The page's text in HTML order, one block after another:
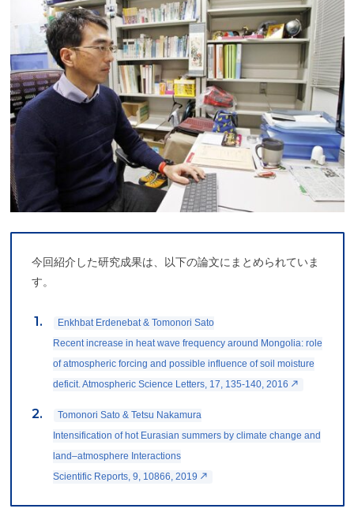
今回紹介した研究成果は、以下の論文にまとめられていま
す。
Enkhbat Erdenebat & Tomonori Sato
Recent increase in heat wave frequency around Mongolia: role
of atmospheric forcing and possible influence of soil moisture
deficit. Atmospheric Science Letters, 17, 135-140, 2016
Tomonori Sato & Tetsu Nakamura
Intensification of hot Eurasian summers by climate change and
land–atmosphere Interactions
Scientific Reports, 9, 10866, 2019